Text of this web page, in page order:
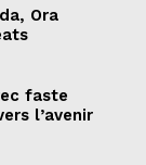
Ora
faste
l’avenir